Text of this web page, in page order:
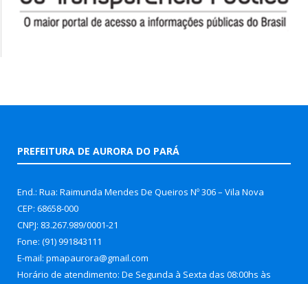
PREFEITURA DE AURORA DO PARÁ
End.: Rua: Raimunda Mendes De Queiros Nº 306 – Vila Nova
CEP: 68658-000
CNPJ: 83.267.989/0001-21
Fone: (91) 991843111
E-mail: pmapaurora@gmail.com
Horário de atendimento: De Segunda à Sexta das 08:00hs às